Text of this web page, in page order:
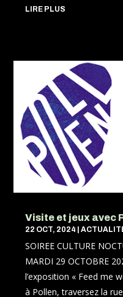
LIRE PLUS
Visite et jeux avec
22 OCT, 2024 |
SOIREE CULTURE
MARDI 29 OCTOBRE
l’exposition « Feed me
à Pollen, traversez la